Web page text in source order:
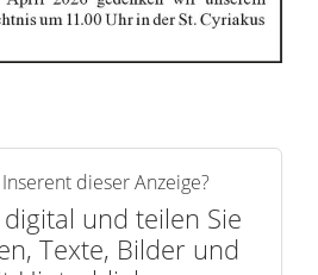
dieser Anzeige?
und teilen Sie
Texte, Bilder und